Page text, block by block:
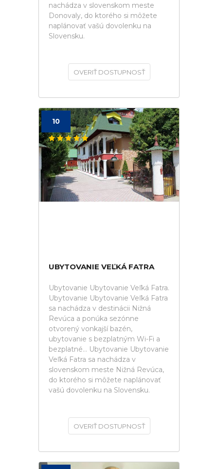
nachádza v slovenskom meste
Donovaly, do ktorého si môžete
naplánovať vašú dovolenku na
Slovensku.
OVERIŤ DOSTUPNOSŤ
10
UBYTOVANIE VEĽKÁ FATRA
Ubytovanie Ubytovanie Veľká Fatra.
Ubytovanie Ubytovanie Veľká Fatra
sa nachádza v destinácii Nižná
Revúca a ponúka sezónne
otvorený vonkajší bazén,
ubytovanie s bezplatným Wi-Fi a
bezplatné... Ubytovanie Ubytovanie
Veľká Fatra sa nachádza v
slovenskom meste Nižná Revúca,
do ktorého si môžete naplánovať
vašú dovolenku na Slovensku.
OVERIŤ DOSTUPNOSŤ